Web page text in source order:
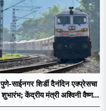
पुणे-साईनगर शिर्डी दैनंदिन एक्प्रेसचा
शुभारंभ; केंद्रीय मंत्री अश्विनी वैष्णव
दाखवणार हिरवा झेंडा